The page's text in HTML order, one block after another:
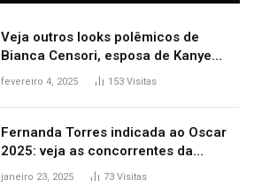
Veja outros looks polêmicos de
Bianca Censori, esposa de Kanye
West que apareceu nua no Grammy
fevereiro 4, 2025 153 Visitas
Fernanda Torres indicada ao Oscar
2025: veja as concorrentes da
brasileira a melhor atriz
janeiro 23, 2025 73 Visitas